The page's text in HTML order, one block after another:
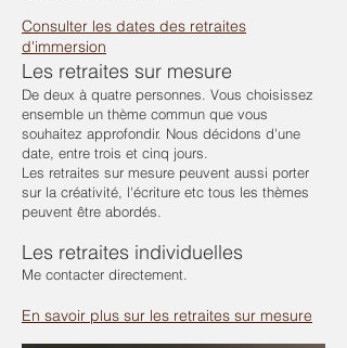
Consulter les dates des retraites
d'immersion
Les retraites sur mesure
De deux à quatre personnes. Vous choisissez
ensemble un thème commun que vous
souhaitez approfondir. Nous décidons d'une
date, entre trois et cinq jours.
Les retraites sur mesure peuvent aussi porter
sur la créativité, l'écriture etc tous les thèmes
peuvent être abordés.
Les retraites individuelles
Me contacter directement.
En savoir plus sur les retraites sur mesure